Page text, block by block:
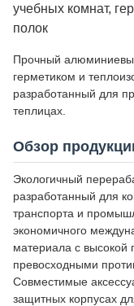
учебных комнат,
полок
Прочный
герметиком и
разработанный для
теплицах.
Обзор
Экологичный
разработанный для
транспорта и
экономичного
материала с высокой
превосходными
Совместимые
защитных корпусах